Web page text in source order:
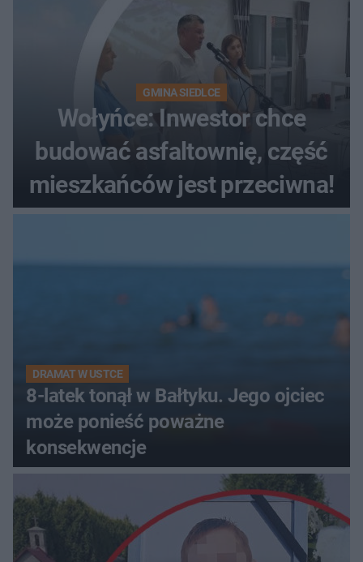
GMINA SIEDLCE
Wołyńce: Inwestor chce
budować asfaltownię, część
mieszkańców jest przeciwna!
DRAMAT W USTCE
8-latek tonął w Bałtyku. Jego ojciec
może ponieść poważne
konsekwencje